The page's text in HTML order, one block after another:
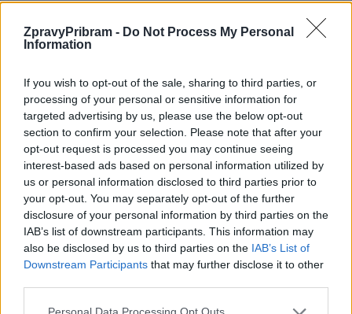
ZpravyPribram - Do Not Process My Personal
Information
If you wish to opt-out of the sale, sharing to third parties, or
processing of your personal or sensitive information for
targeted advertising by us, please use the below opt-out
section to confirm your selection. Please note that after your
opt-out request is processed you may continue seeing
interest-based ads based on personal information utilized by
us or personal information disclosed to third parties prior to
your opt-out. You may separately opt-out of the further
disclosure of your personal information by third parties on the
IAB’s list of downstream participants. This information may
also be disclosed by us to third parties on the IAB’s List of
Downstream Participants that may further disclose it to other
Předchozí článek
SZM zveřejnily záměr pronájmu
Snack baru
Následující článek
V Hailově je hotovo, provoz se
do ní vrátí o víkendu
SOUVISEJÍCÍ ČLÁNKY
VÍCE OD AUTORA